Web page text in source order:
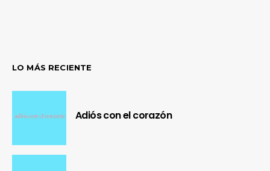
LO MÁS RECIENTE
Adiós con el corazón